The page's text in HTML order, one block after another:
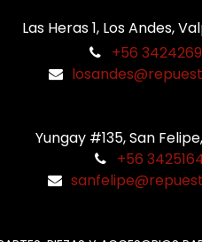
Las Heras 1, Los Andes,
+56
Yungay #135, San
+56